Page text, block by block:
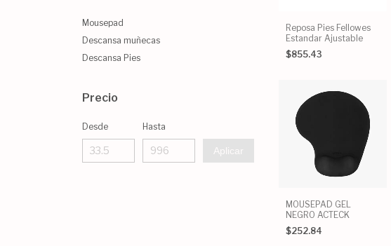
Mousepad
Descansa muñecas
Descansa Pies
Precio
Desde Hasta
Aplicar
Reposa Pies Fellowes
Estandar Ajustable
$855.43
MOUSEPAD GEL
NEGRO ACTECK
$252.84